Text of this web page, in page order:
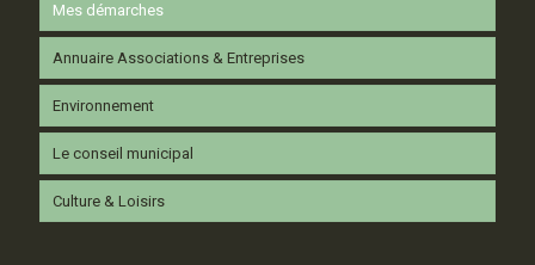
Mes démarches
Annuaire Associations & Entreprises
Environnement
Le conseil municipal
Culture & Loisirs